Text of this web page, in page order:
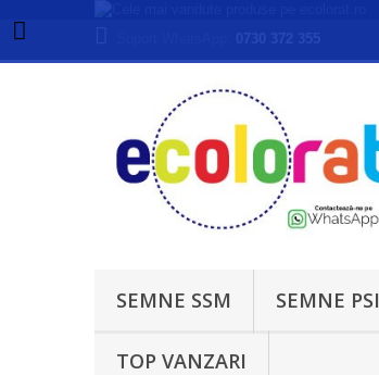
SEMNE SSM SEMNE PSI
TOP VANZARI